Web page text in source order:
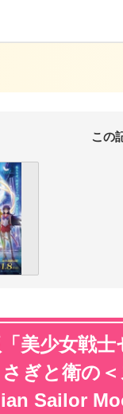
この
美少女戦
ぎと衛の
Sailor